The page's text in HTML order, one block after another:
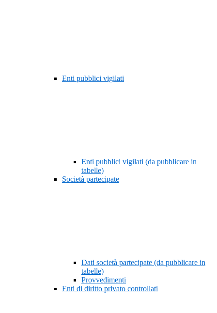
Enti pubblici vigilati
Enti pubblici vigilati (da pubblicare in
tabelle)
Società partecipate
Dati società partecipate (da pubblicare in
tabelle)
Provvedimenti
Enti di diritto privato controllati